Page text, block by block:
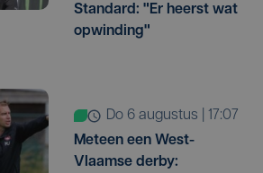
Standard: "Er heerst wat
opwinding"
do 6 augustus | 17:07
Meteen een West-
Vlaamse derby: